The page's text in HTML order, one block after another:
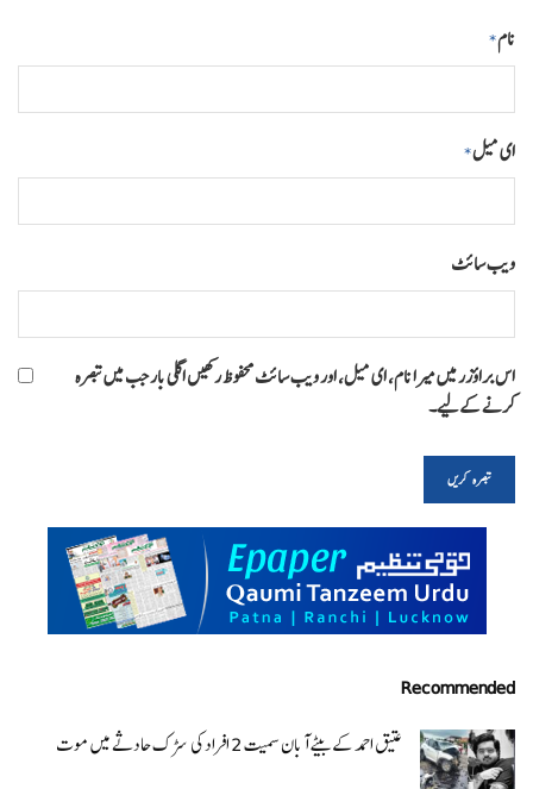
نام*
ای میل*
ویب‌ سائٹ
اس براؤزر میں میرا نام، ای میل، اور ویب سائٹ محفوظ رکھیں اگلی بار جب میں تبصرہ
کرنے کےلیے۔
Recommended
عتیق احمد کے بیٹے آبان سمیت 2 افراد کی سڑک حادثے میں موت